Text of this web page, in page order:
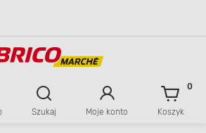
zawartości
Szukaj Moje konto Koszyk
0